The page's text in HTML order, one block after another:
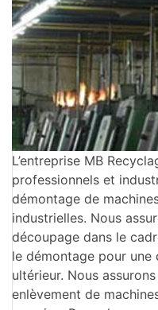
L’entreprise MB
professionnels et
démontage de
industrielles. Nous
découpage dans le
le démontage pour
ultérieur. Nous
enlèvement de